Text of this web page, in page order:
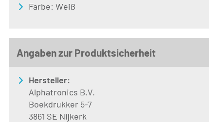
Farbe:Weiß
Angaben zur Produktsicherheit
Hersteller:
Alphatronics B.V.
Boekdrukker 5-7
3861 SE Nijkerk